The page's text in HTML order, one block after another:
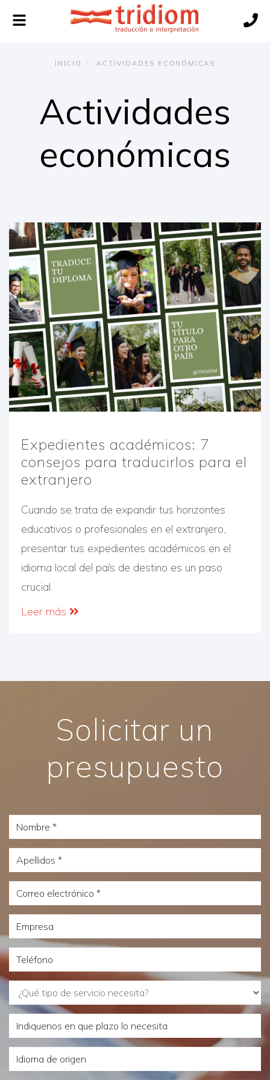
Alternar
navegación
INICIO ACTIVIDADES ECONÓMICAS
Actividades
económicas
Expedientes académicos: 7
consejos para traducirlos para el
extranjero
Cuando se trata de expandir tus horizontes
educativos o profesionales en el extranjero,
presentar tus expedientes académicos en el
idioma local del país de destino es un paso
crucial.
Leer más
Solicitar un
presupuesto
Nombre
Apellidos
Correo
electrónico
Empresa
Teléfono
¿Qué
tipo
de
necesita?
Indiquenos
en
que
Idioma
de